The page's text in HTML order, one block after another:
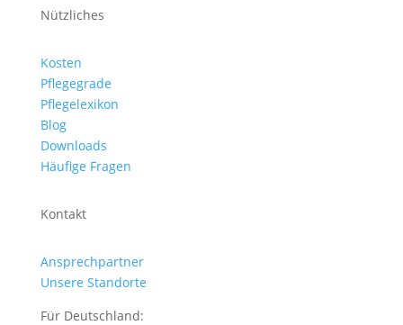
Nützliches
Kosten
Pflegegrade
Pflegelexikon
Blog
Downloads
Häufige Fragen
Kontakt
Ansprechpartner
Unsere Standorte
Für Deutschland: